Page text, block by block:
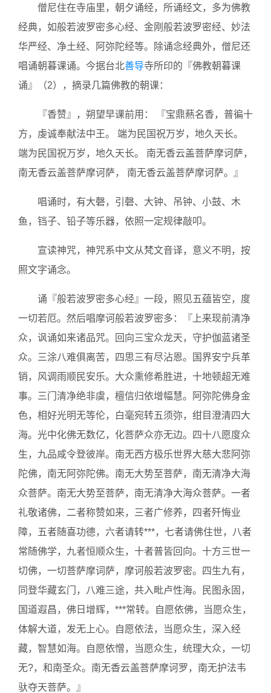
僧尼住在寺庙里，朝夕诵经，所诵经文，多为佛教
经典，如般若波罗密多心经、金刚般若波罗密经、妙法
华严经、净土经、阿弥陀经等。除诵念经典外，僧尼还
唱诵朝暮课诵。今据台北善导寺所印的『佛教朝暮课
诵』（2），摘录几篇佛教的朝课：
『香赞』，朔望早课前用： 『宝鼎爇名香，普徧十
方，虔诚奉献法中王。 端为民国祝万岁，地久天长。
端为民国祝万岁，地久天长。 南无香云盖菩萨摩诃萨，
南无香云盖菩萨摩诃萨， 南无香云盖菩萨摩诃萨。』
唱诵时，有大磬，引磬、大钟、吊钟、小鼓、木
鱼，铛子、铅子等乐器，依照一定规律敲叩。
宣读神咒，神咒系中文从梵文音译，意义不明，按
照文字诵念。
诵『般若波罗密多心经』一段，照见五蕴皆空，度
一切若厄。然后唱摩诃般若波罗密多：『上来现前清净
众，讽诵如来诸品咒。回向三宝众龙天，守护伽蓝诸圣
众。三涂八难俱离苦，四思三有尽沾恩。国界安宁兵革
销，风调雨顺民安乐。大众熏修希胜进，十地顿超无难
事。三门清净绝非虞，檀信归依增幅慧。阿弥陀佛身金
色，相好光明无等伦，白毫宛转五须弥，绀目澄清四大
海。光中化佛无数亿，化菩萨众亦无边。四十八愿度众
生，九品咸令登彼岸。南无西方极乐世界大慈大悲阿弥
陀佛，南无阿弥陀佛。南无大势至菩萨，南无清净大海
众菩萨。南无大势至菩萨，南无清净大海众菩萨。一者
礼敬诸佛，二者称赞如来，三者广修养，四者歼悔业
障，五者随喜功德，六者请转***，七者请佛住世，八者
常随佛学，九者恒顺众生，十者普皆回向。十方三世一
切佛，一切菩萨摩词萨，摩诃般若波罗密。四生九有，
同登华藏玄门，八难三途，共入毗卢性海。民图永固，
国道遐昌，佛日增辉，***常转。自愿依佛，当愿众生，
体解大道，发无上心。自愿依法，当愿众生，深入经
藏，智慧如海。自愿依憎，当愿众生，统理大众，一切
无?，和南圣众。南无香云盖菩萨摩诃罗，南无护法韦
驮夺天菩萨。』